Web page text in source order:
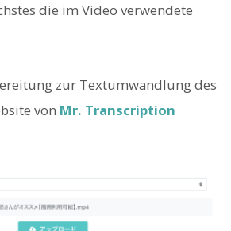
die im Video verwendete
zur Textumwandlung des
von Mr. Transcription